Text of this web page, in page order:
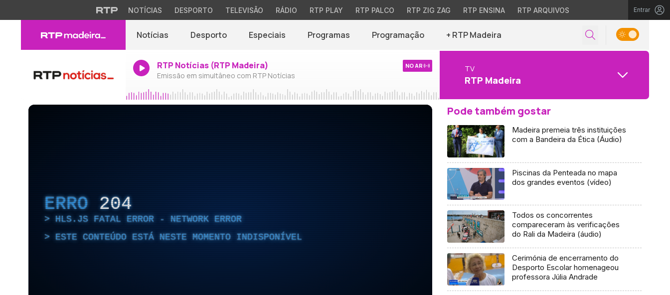
NOTÍCIAS DESPORTO TELEVISÃO RÁDIO RTP PLAY RTP PALCO RTP ZIG ZAG RTP ENSINA RTP ARQUIVOS Entrar
Notícias Desporto Especiais Programas Programação + RTP Madeira
RTP Notícias (RTP Madeira)
Emissão em simultâneo com RTP Notícias
NO AR TV
RTP Madeira
ERRO 204
HLS.JS FATAL ERROR - NETWORK ERROR
ESTE CONTEÚDO ESTÁ NESTE MOMENTO INDISPONÍVEL
Pode também gostar
Madeira premeia três instituições
com a Bandeira da Ética (Áudio)
Piscinas da Penteada no mapa
dos grandes eventos (vídeo)
Todos os concorrentes
compareceram às verificações
do Rali da Madeira (áudio)
Cerimónia de encerramento do
Desporto Escolar homenageou
professora Júlia Andrade